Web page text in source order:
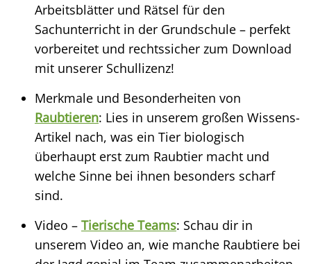
Arbeitsblätter und Rätsel für den
Sachunterricht in der Grundschule – perfekt
vorbereitet und rechtssicher zum Download
mit unserer Schullizenz!
Merkmale und Besonderheiten von
Raubtieren: Lies in unserem großen Wissens-
Artikel nach, was ein Tier biologisch
überhaupt erst zum Raubtier macht und
welche Sinne bei ihnen besonders scharf
sind.
Video – Tierische Teams: Schau dir in
unserem Video an, wie manche Raubtiere bei